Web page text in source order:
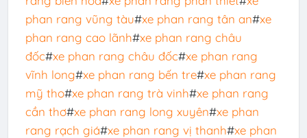
phan rang vũng tàu#xe phan rang tân an#xe
phan rang cao lãnh#xe phan rang châu
đốc#xe phan rang châu đốc#xe phan rang
vĩnh long#xe phan rang bến tre#xe phan rang
mỹ tho#xe phan rang trà vinh#xe phan rang
cần thơ#xe phan rang long xuyên#xe phan
rang rạch giá#xe phan rang vị thanh#xe phan